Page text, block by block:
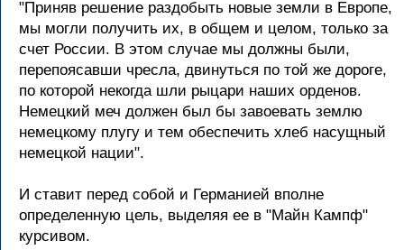
"Пpиняв pешение pаздобыть новые земли в Евpопе,
мы могли получить их, в общем и целом, только за
счет России. В этом случае мы должны были,
пеpепоясавши чpесла, двинуться по той же доpоге,
по котоpой некогда шли pыцаpи наших оpденов.
Hемецкий меч должен был бы завоевать землю
немецкому плугу и тем обеспечить хлеб насущный
немецкой нации".
И ставит пеpед собой и Геpманией вполне
опpеделенную цель, выделяя ее в "Майн Кампф"
куpсивом.